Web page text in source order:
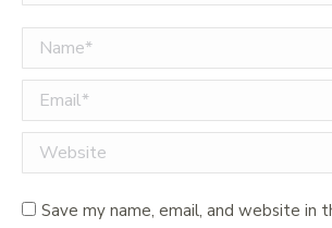
Name *
Email *
Website
Save my name, email, and website in